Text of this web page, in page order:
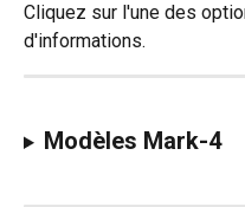
Cliquez sur l'une des
d'informations.
Modèles Mark-4